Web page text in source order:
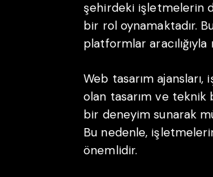
şehirdeki işletmelerin
bir rol oynamaktadır.
platformlar
Web tasarım
olan tasarım ve teknik
bir deneyim sunarak
Bu nedenle,
önemlidir.